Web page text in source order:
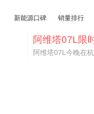
新能源口碑 销量排行